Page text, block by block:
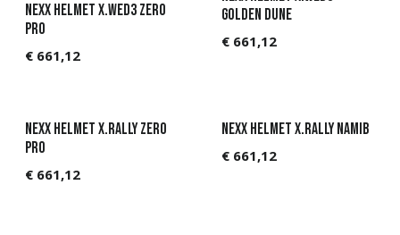
NEXX Helmet X.WED3 Zero
pro
€ 661,12
Golden dune
€ 661,12
NEXX Helmet X.Rally ZERO
PRO
€ 661,12
NEXX Helmet X.Rally Namib
€ 661,12